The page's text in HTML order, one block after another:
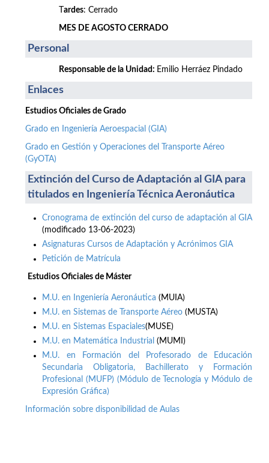
ardes: Cerrado
MES DE AGOSTO CERRADO
Personal
Responsable de la Unidad: Emilio Herráez Pindado
Enlaces
Estudios Oficiales de Grado
Grado en Ingeniería Aeroespacial (GIA)
Grado en Gestión y Operaciones del Transporte Aéreo
(GyOTA)
Extinción del Curso de Adaptación al GIA para
titulados en Ingeniería Técnica Aeronáutica
Cronograma de extinción del curso de adaptación al GIA
(modificado 13-06-2023)
Asignaturas Cursos de Adaptación y Acrónimos GIA
Petición de Matrícula
Estudios Oficiales de Máster
M.U. en Ingeniería Aeronáutica (MUIA)
M.U. en Sistemas de Transporte Aéreo (MUSTA)
M.U. en Sistemas Espaciales(MUSE)
M.U. en Matemática Industrial (MUMI)
M.U. en Formación del Profesorado de Educación
Secundaria Obligatoria, Bachillerato y Formación
Profesional (MUFP) (Módulo de Tecnología y Módulo de
Expresión Gráfica)
Información sobre disponibilidad de Aulas